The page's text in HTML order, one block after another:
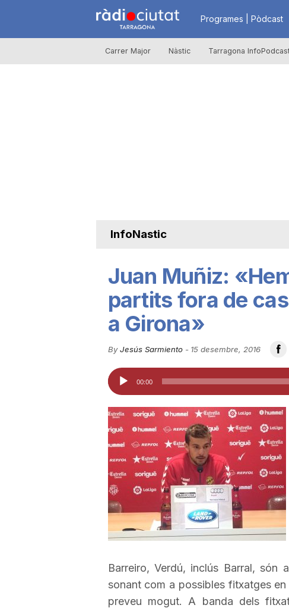
R
à
u
t
e
r
Programes | Pòdcast
Carrer Major Nàstic Tarragona
InfoNastic
Juan Muñiz:
partits fora de
a Girona»
By Jesús Sarmiento- 15 desembre, 2016
Reproductor
d'àudio
00:00
Barreiro, Verdú, inclús Barral,
sonant com a possibles fitxatges
preveu mogut. A banda dels